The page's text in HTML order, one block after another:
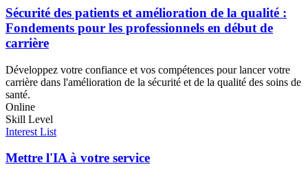
Sécurité des patients et amélioration de la qualité :
Fondements pour les professionnels en début de
carrière
Développez votre confiance et vos compétences pour lancer votre
carrière dans l'amélioration de la sécurité et de la qualité des soins de
santé.
Online
Skill Level
Interest List
Mettre l'IA à votre service